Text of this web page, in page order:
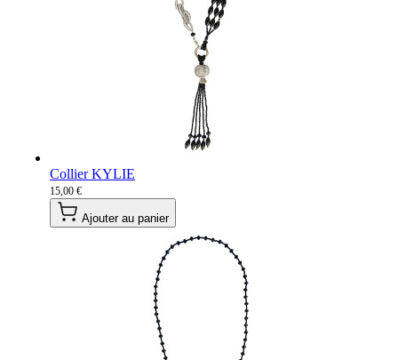
Collier KYLIE
15,00 €
Ajouter au panier